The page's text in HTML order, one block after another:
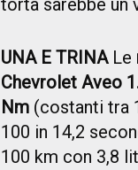
torta sarebbe un
UNA E TRINALe
Chevrolet Aveo
Nm (costanti tra
100 in 14,2
100 km con 3,8